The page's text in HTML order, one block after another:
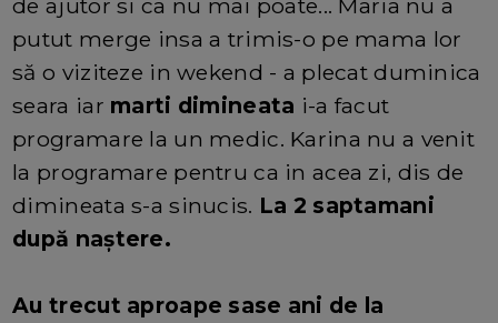
de ajutor si ca nu mai poate... Maria nu a
putut merge insa a trimis-o pe mama lor
să o viziteze in wekend - a plecat duminica
seara iar marti dimineata i-a facut
programare la un medic. Karina nu a venit
la programare pentru ca in acea zi, dis de
dimineata s-a sinucis. La 2 saptamani
după naștere.
Au trecut aproape sase ani de la